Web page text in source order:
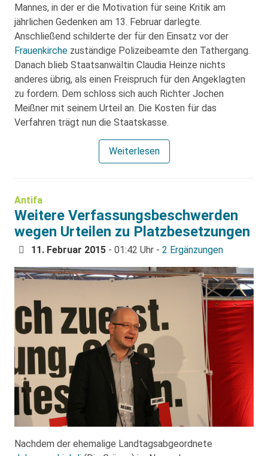
Mannes, in der er die Motivation für seine Kritik am
jährlichen Gedenken am 13. Februar darlegte.
Anschließend schilderte der für den Einsatz vor der
Frauenkirche zuständige Polizeibeamte den Tathergang.
Danach blieb Staatsanwältin Claudia Heinze nichts
anderes übrig, als einen Freispruch für den Angeklagten
zu fordern. Dem schloss sich auch Richter Jochen
Meißner mit seinem Urteil an. Die Kosten für das
Verfahren trägt nun die Staatskasse.
Weiterlesen
Antifa
Weitere Verfassungsbeschwerden
wegen Urteilen zu Platzbesetzungen
11. Februar 2015 - 01:42 Uhr - 2 Ergänzungen
Nachdem der ehemalige Landtagsabgeordnete